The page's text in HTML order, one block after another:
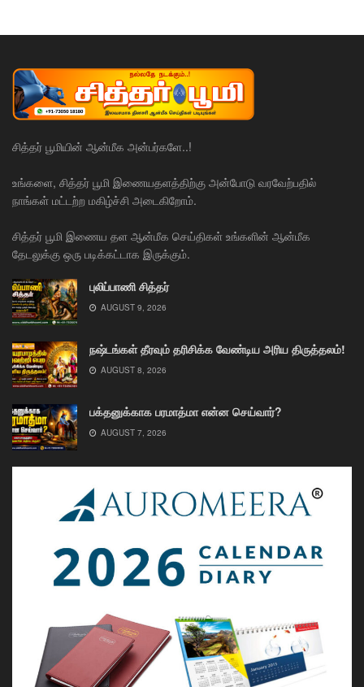
சித்தர் பூமியின் ஆன்மீக அன்பர்களே..!
உங்களை, சித்தர் பூமி இணையதளத்திற்கு அன்போடு வரவேற்பதில்
நாங்கள் மட்டற்ற மகிழ்ச்சி அடைகிறோம்.
சித்தர் பூமி இணைய தள ஆன்மீக செய்திகள் உங்களின் ஆன்மீக
தேடலுக்கு ஒரு படிக்கட்டாக இருக்கும்.
புலிப்பாணி சித்தர்
AUGUST 9, 2026
நஷ்டங்கள் தீரவும் தரிசிக்க வேண்டிய அரிய திருத்தலம்!
AUGUST 8, 2026
பக்தனுக்காக பரமாத்மா என்ன செய்வார்?
AUGUST 7, 2026